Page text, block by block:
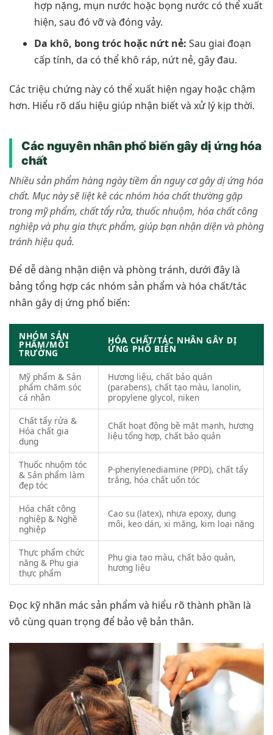
hợp nặng, mụn nước hoặc bọng nước có thể xuất
hiện, sau đó vỡ và đóng vảy.
Da khô, bong tróc hoặc nứt nẻ: Sau giai đoạn
cấp tính, da có thể khô ráp, nứt nẻ, gây đau.
Các triệu chứng này có thể xuất hiện ngay hoặc chậm
hơn. Hiểu rõ dấu hiệu giúp nhận biết và xử lý kịp thời.
Các nguyên nhân phổ biến gây dị ứng hóa
chất
Nhiều sản phẩm hàng ngày tiềm ẩn nguy cơ gây dị ứng hóa
chất. Mục này sẽ liệt kê các nhóm hóa chất thường gặp
trong mỹ phẩm, chất tẩy rửa, thuốc nhuộm, hóa chất công
nghiệp và phụ gia thực phẩm, giúp bạn nhận diện và phòng
tránh hiệu quả.
Để dễ dàng nhận diện và phòng tránh, dưới đây là
bảng tổng hợp các nhóm sản phẩm và hóa chất/tác
nhân gây dị ứng phổ biến:
NHÓM SẢN
PHẨM/MÔI
TRƯỜNG
HÓA CHẤT/TÁC NHÂN GÂY DỊ
ỨNG PHỔ BIẾN
Mỹ phẩm & Sản
phẩm chăm sóc
cá nhân
Hương liệu, chất bảo quản
(parabens), chất tạo màu, lanolin,
propylene glycol, niken
Chất tẩy rửa &
Hóa chất gia
dụng
Chất hoạt động bề mặt mạnh, hương
liệu tổng hợp, chất bảo quản
Thuốc nhuộm tóc
& Sản phẩm làm
đẹp tóc
P-phenylenediamine (PPD), chất tẩy
trắng, hóa chất uốn tóc
Hóa chất công
nghiệp & Nghề
nghiệp
Cao su (latex), nhựa epoxy, dung
môi, keo dán, xi măng, kim loại nặng
Thực phẩm chức
năng & Phụ gia
thực phẩm
Phụ gia tạo màu, chất bảo quản,
hương liệu
Đọc kỹ nhãn mác sản phẩm và hiểu rõ thành phần là
vô cùng quan trọng để bảo vệ bản thân.